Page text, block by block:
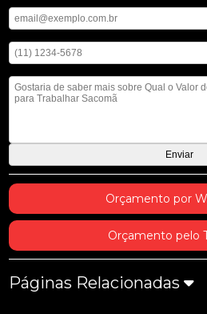
Orçamento por
Orçamento pelo
Páginas Relacionadas